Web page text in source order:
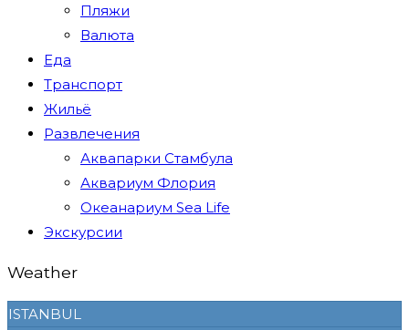
Пляжи
Валюта
Еда
Транспорт
Жильё
Развлечения
Аквапарки Стамбула
Аквариум Флория
Океанариум Sea Life
Экскурсии
Weather
ISTANBUL